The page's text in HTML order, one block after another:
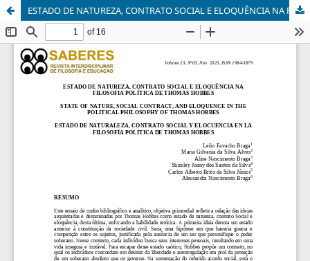
ESTADO DE NATUREZA, CONTRATO SOCIAL E ELOQUÊNCIA NA FILOSOFIA POLÍTICA DE THOMAS HOBBES